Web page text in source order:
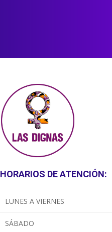
HORARIOS DE ATENCIÓN:
LUNES A VIERNES
SÁBADO